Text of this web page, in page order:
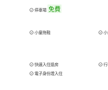
停車場 免費
小童拖鞋
快速入住退房
電子身份證入住